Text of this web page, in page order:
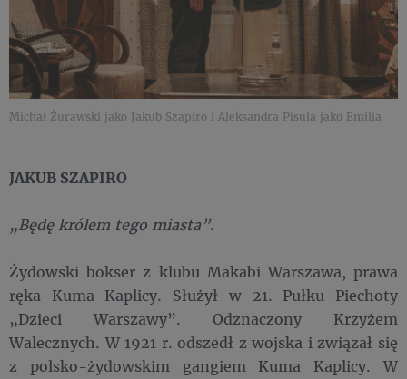
Michał Żurawski jako Jakub Szapiro i Aleksandra Pisula jako Emilia
JAKUB SZAPIRO
„Będę królem tego miasta”.
Żydowski bokser z klubu Makabi Warszawa, prawa
ręka Kuma Kaplicy. Służył w 21. Pułku Piechoty
„Dzieci Warszawy”. Odznaczony Krzyżem
Walecznych. W 1921 r. odszedł z wojska i związał się
z polsko-­żydowskim gangiem Kuma Kaplicy. W